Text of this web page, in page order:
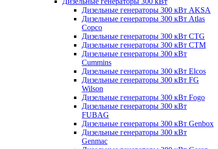
Дизельные генераторы 300 кВт AKSA
Дизельные генераторы 300 кВт Atlas
Copco
Дизельные генераторы 300 кВт CTG
Дизельные генераторы 300 кВт CTM
Дизельные генераторы 300 кВт
Cummins
Дизельные генераторы 300 кВт Elcos
Дизельные генераторы 300 кВт FG
Wilson
Дизельные генераторы 300 кВт Fogo
Дизельные генераторы 300 кВт
FUBAG
Дизельные генераторы 300 кВт Genbox
Дизельные генераторы 300 кВт
Genmac